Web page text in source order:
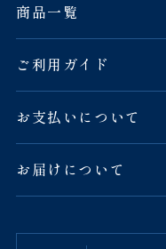
商品一覧
ご利用ガイド
お支払いについて
お届けについて